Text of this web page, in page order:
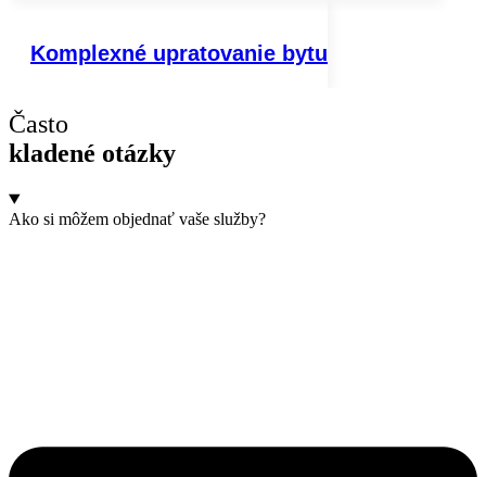
Komplexné upratovanie bytu
Často
kladené otázky
Ako si môžem objednať vaše služby?